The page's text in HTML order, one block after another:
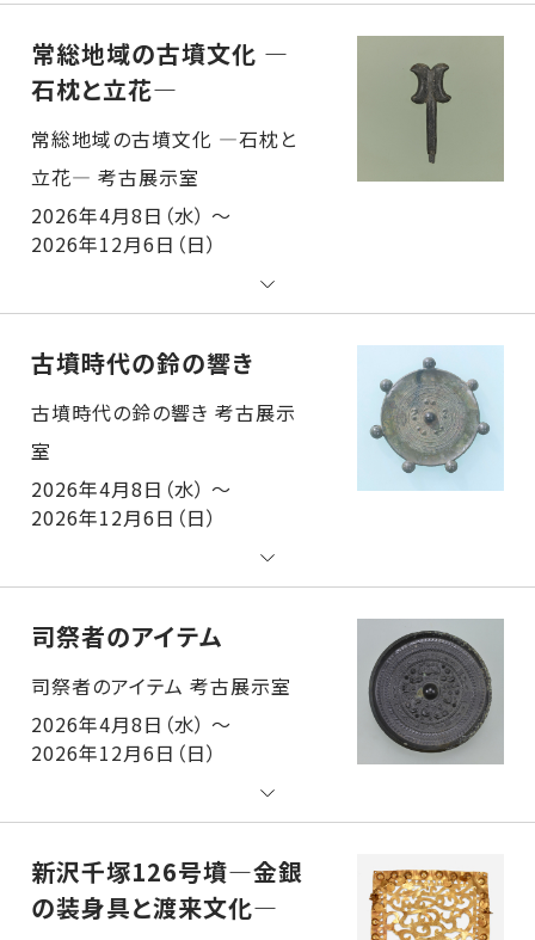
常総地域の古墳文化 ―
石枕と立花―
常総地域の古墳文化 ―石枕と立花― 考古展示室
2026年4月8日（水） ～
2026年12月6日（日）
古墳時代の鈴の響き
古墳時代の鈴の響き 考古展示室
2026年4月8日（水） ～
2026年12月6日（日）
司祭者のアイテム
司祭者のアイテム 考古展示室
2026年4月8日（水） ～
2026年12月6日（日）
新沢千塚126号墳―金銀
の装身具と渡来文化―